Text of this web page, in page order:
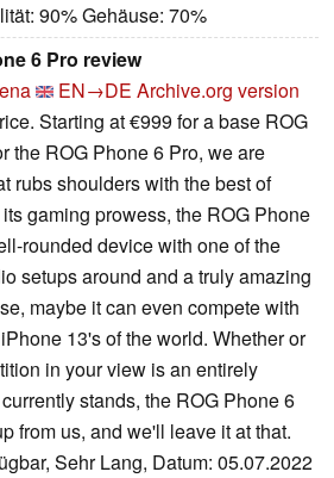
90% Gehäuse: 70%
6 Pro review
EN→DE Archive.org version
Starting at €999 for a base ROG
the ROG Phone 6 Pro, we are
rubs shoulders with the best of
gaming prowess, the ROG Phone
rounded device with one of the
setups around and a truly amazing
maybe it can even compete with
13's of the world. Whether or
in your view is an entirely
stands, the ROG Phone 6
from us, and we'll leave it at that.
Sehr Lang, Datum: 05.07.2022